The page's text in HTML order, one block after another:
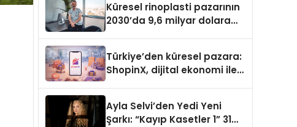
Küresel rinoplasti pazarının
2030’da 9,6 milyar dolara
Türkiye’den küresel pazara:
ShopinX, dijital ekonomi ile
Ayla Selvi’den Yedi Yeni
Şarkı: “Kayıp Kasetler 1” 31